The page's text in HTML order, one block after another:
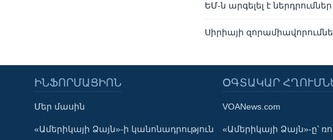
Learning English
ԵՄ-ն արգելել է
Սիրիայի
ԻՆՖՈՐՄԱՑԻՈՆ
Մեր մասին
«Ամերիկայի Ձայն»-ի կանոնադրություն
ՕԳՏԱԿԱՐ
VOANews.com
«Ամերիկայի Ձայն»-ը՝